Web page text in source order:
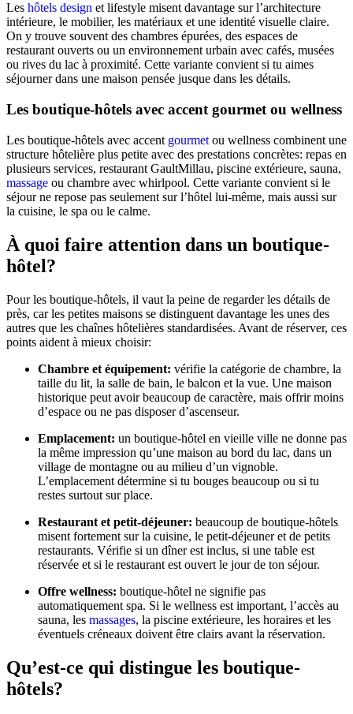
Les hôtels design et lifestyle misent davantage sur l’architecture
intérieure, le mobilier, les matériaux et une identité visuelle claire.
On y trouve souvent des chambres épurées, des espaces de
restaurant ouverts ou un environnement urbain avec cafés, musées
ou rives du lac à proximité. Cette variante convient si tu aimes
séjourner dans une maison pensée jusque dans les détails.
Les boutique-hôtels avec accent gourmet ou wellness
Les boutique-hôtels avec accent gourmet ou wellness combinent une
structure hôtelière plus petite avec des prestations concrètes: repas en
plusieurs services, restaurant GaultMillau, piscine extérieure, sauna,
massage ou chambre avec whirlpool. Cette variante convient si le
séjour ne repose pas seulement sur l’hôtel lui-même, mais aussi sur
la cuisine, le spa ou le calme.
À quoi faire attention dans un boutique-
hôtel?
Pour les boutique-hôtels, il vaut la peine de regarder les détails de
près, car les petites maisons se distinguent davantage les unes des
autres que les chaînes hôtelières standardisées. Avant de réserver, ces
points aident à mieux choisir:
Chambre et équipement: vérifie la catégorie de chambre, la
taille du lit, la salle de bain, le balcon et la vue. Une maison
historique peut avoir beaucoup de caractère, mais offrir moins
d’espace ou ne pas disposer d’ascenseur.
Emplacement: un boutique-hôtel en vieille ville ne donne pas
la même impression qu’une maison au bord du lac, dans un
village de montagne ou au milieu d’un vignoble.
L’emplacement détermine si tu bouges beaucoup ou si tu
restes surtout sur place.
Restaurant et petit-déjeuner: beaucoup de boutique-hôtels
misent fortement sur la cuisine, le petit-déjeuner et de petits
restaurants. Vérifie si un dîner est inclus, si une table est
réservée et si le restaurant est ouvert le jour de ton séjour.
Offre wellness: boutique-hôtel ne signifie pas
automatiquement spa. Si le wellness est important, l’accès au
sauna, les massages, la piscine extérieure, les horaires et les
éventuels créneaux doivent être clairs avant la réservation.
Qu’est-ce qui distingue les boutique-
hôtels?